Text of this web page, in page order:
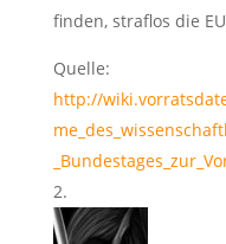
finden, straflos die
Quelle:
http://